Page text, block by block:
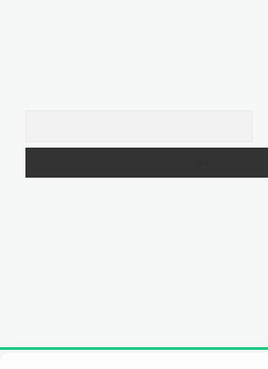
giriş adresi